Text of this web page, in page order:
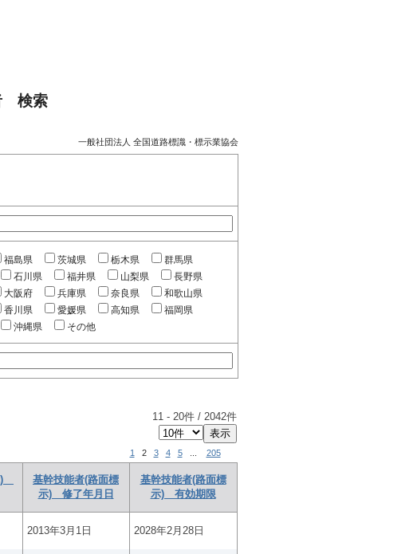
検索
一般社団法人 全国道路標識・標示業協会
福島県 茨城県 栃木県
群馬県
石川県 福井県 山梨県
長野県
大阪府 兵庫県 奈良県
和歌山県
香川県 愛媛県 高知県
福岡県
沖縄県 その他
11- 20件 / 2042件
1 2 3 4 5 205
)
基幹技能者(路面標
示) 修了年月日
基幹技能者(路面標
示) 有効期限
2013年3月1日 2028年2月28日